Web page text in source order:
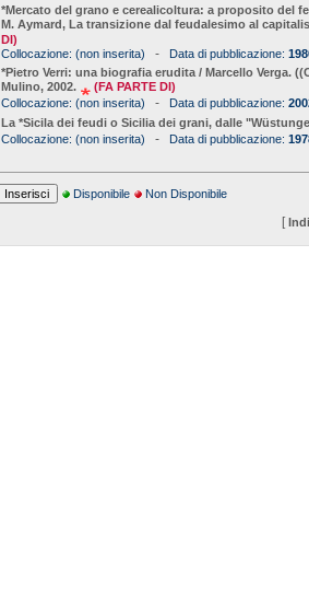
*Mercato del grano e cerealicoltura: a proposito del
M. Aymard, La transizione dal feudalesimo al
DI)
Collocazione: (non inserita) - Data di pubblicazione:
*Pietro Verri: una biografia erudita / Marcello Verga.
Mulino, 2002.
(FA PARTE DI)
Collocazione: (non inserita) - Data di pubblicazione:
La *Sicila dei feudi o Sicilia dei grani, dalle
Collocazione: (non inserita) - Data di pubblicazione:
Disponibile Non Disponibile
[